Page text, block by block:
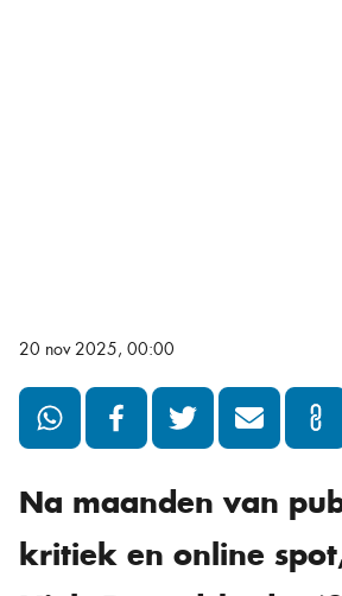
20 nov 2025, 00:00
Na maanden van
kritiek en online